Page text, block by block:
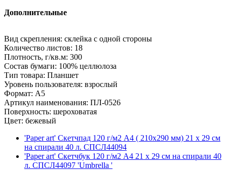
Дополнительные
Вид скрепления: склейка с одной стороны
Количество листов: 18
Плотность, г/кв.м: 300
Состав бумаги: 100% целлюлоза
Тип товара: Планшет
Уровень пользователя: взрослый
Формат: A5
Артикул наименования: ПЛ-0526
Поверхность: шероховатая
Цвет: бежевый
'Paper art' Скетчпад 120 г/м2 A4 ( 210х290 мм) 21 х 29 см
на спирали 40 л. СПСЛ44094
'Paper art' Скетчбук 120 г/м2 A4 21 х 29 см на спирали 40
л. СПСЛ44097 'Umbrella '